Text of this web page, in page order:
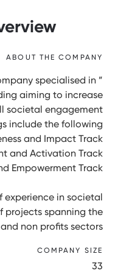
ABOUT THE COMPANY
specialised in
aiming to increase
societal engagement .
include the following :
and Impact Track
and Activation Track
Empowerment Track
experience in societal
projects spanning the
non profits sectors”
COMPANY SIZE
33